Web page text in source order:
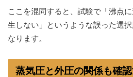
ここを混同すると、試験で「沸点
生しない」というような誤った選
なります。
蒸気圧と外圧の関係も確